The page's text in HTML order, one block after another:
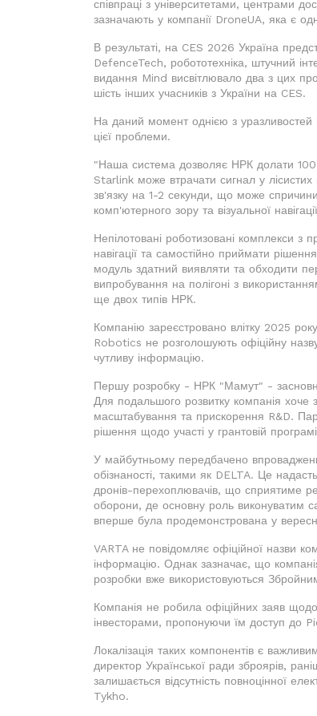
співпраці з університетами, центрами
зазначають у компанії DroneUA, яка є
В результаті, на CES 2026 Україна
DefenceTech, робототехніка, штучний
видання Mind висвітлювало два з цих
шість інших учасників з України на CES.
На даний момент однією з
цієї проблеми.
"Наша система дозволяє НРК долати
Starlink може втрачати сигнал у
зв'язку на 1-2 секунди, що може
комп'ютерного зору та візуальної
Непілотовані роботизовані комплекси з
навігації та самостійно приймати
модуль здатний виявляти та обходити
випробування на полігоні з
ще двох типів НРК.
Компанію зареєстровано влітку 2025
Robotics не розголошують офіційну
чутливу інформацію.
Першу розробку - НРК "Мамут" -
Для подальшого розвитку компанія
масштабування та прискорення R&D.
рішення щодо участі у грантовій
У майбутньому передбачено
обізнаності, такими як DELTA. Це
дронів-перехоплювачів, що сприятиме
оборони, де основну роль виконуватим
вперше була продемонстрована у
VARTA не повідомляє офіційної назви
інформацію. Однак зазначає, що
розробки вже використовуються
Компанія не робила офіційних заяв
інвесторами, пропонуючи їм доступ до
Локалізація таких компонентів є
директор Української ради зброярів,
залишається відсутність повноцінної
Tykho.